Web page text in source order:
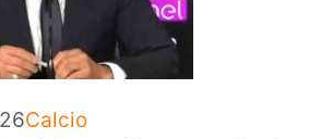
Categorie
Calcio